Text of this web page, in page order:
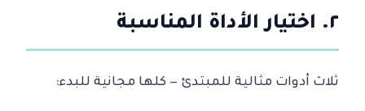
٢. اختيار الأداة المناسبة
ثلاث أدوات مثالية للمبتدئ — كلها مجانية للبدء: